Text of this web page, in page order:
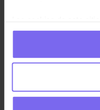
información sobre el